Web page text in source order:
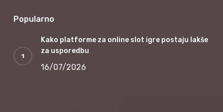
Popularno
Kako platforme za online slot igre postaju lakše
za usporedbu
16/07/2026